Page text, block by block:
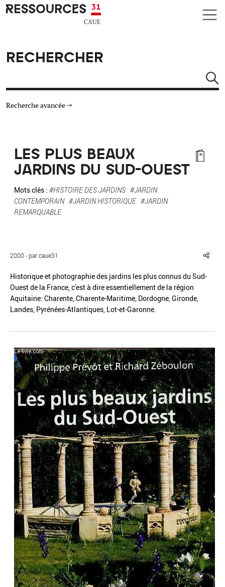
Aller au contenu principal
CAUE RESSOURCES 31
RECHERCHER
Recherche avancée
TYPE DE RESSOURCES
MATÉRIAUX
AUTRES CRITÈRES
Réinitialiser Fermer la recherche avancée
LES PLUS BEAUX
JARDINS DU SUD-OUEST
Mots clés : #HISTOIRE DES JARDINS #JARDIN
CONTEMPORAIN #JARDIN HISTORIQUE #JARDIN
REMARQUABLE
2000 - par caue31
Historique et photographie des jardins les plus connus du Sud-
Ouest de la France, c'est à dire essentiellement de la région
Aquitaine: Charente, Charente-Maritime, Dordogne, Gironde,
Landes, Pyrénées-Atlantiques, Lot-et-Garonne.